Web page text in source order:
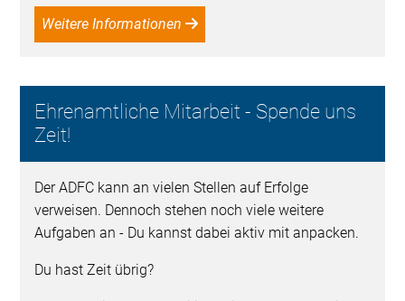
Weitere Informationen
Ehrenamtliche Mitarbeit - Spende uns
Zeit!
Der ADFC kann an vielen Stellen auf Erfolge
verweisen. Dennoch stehen noch viele weitere
Aufgaben an - Du kannst dabei aktiv mit anpacken.
Du hast Zeit übrig?